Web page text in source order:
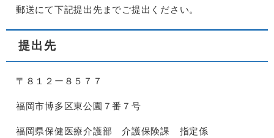
郵送にて下記提出先までご提出ください。
提出先
〒８１２ー８５７７
福岡市博多区東公園７番７号
福岡県保健医療介護部 介護保険課 指定係